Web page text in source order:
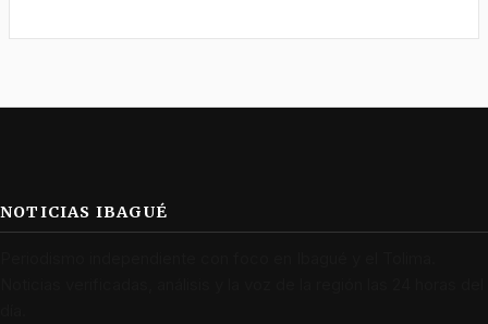
NOTICIAS IBAGUÉ